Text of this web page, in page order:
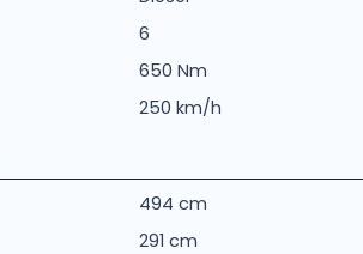
6
650 Nm
250 km/h
494 cm
291 cm